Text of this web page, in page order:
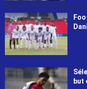
but